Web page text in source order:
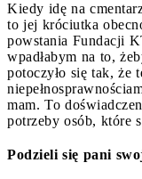
Kiedy idę na
to jej króciutka
powstania Fundacji
wpadłabym na to,
potoczyło się tak, że
mam. To
potrzeby osób, które
Podzieli się pani